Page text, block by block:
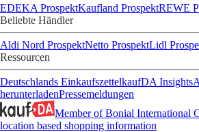
EDEKA ProspektKaufland ProspektREWE
Beliebte Händler
Aldi Nord ProspektNetto ProspektLidl
Ressourcen
Deutschlands EinkaufszettelkaufDA Insights
herunterladenPressemeldungen
Member of Bonial International
location based shopping information